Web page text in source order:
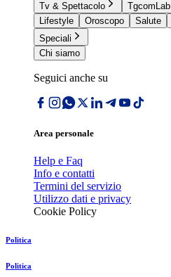
Tv & Spettacolo
TgcomLab
Lifestyle
Oroscopo Salute
Speciali
Chi siamo
Seguici anche su
Area personale
Help e Faq
Info e contatti
Termini del servizio
Utilizzo dati e privacy
Cookie Policy
Politica
Politica